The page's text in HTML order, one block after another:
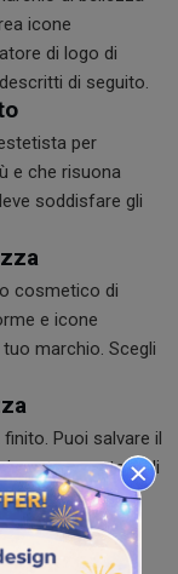
icone
di logo di
di seguito.
per
e che risuona
soddisfare gli
cosmetico di
e icone
marchio. Scegli
Puoi salvare il
nostro creatore di